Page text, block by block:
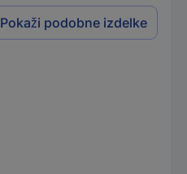
Pokaži podobne izdelke